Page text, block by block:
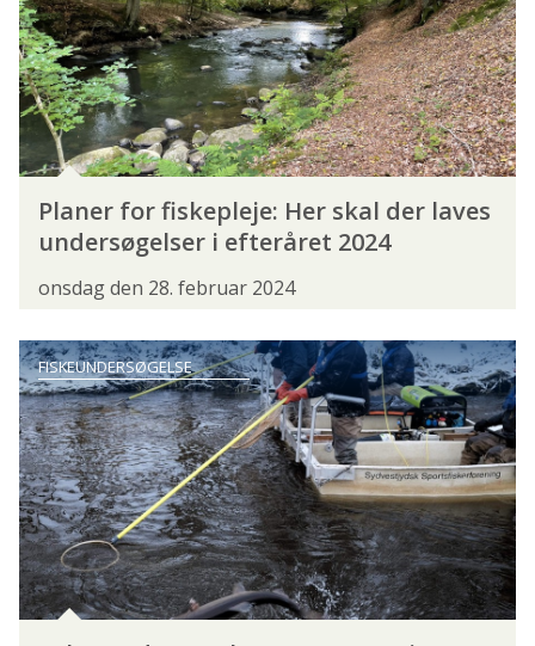
FISKEVANDSUDVALGET
FLUEFISKERSEKTIONEN
FORBUNDSBESTYRELSEN FORENINGER
FORRETNINGSUDVALGET FRIVILLIGHED
GRØN TREPART HAVFISKERSEKTIONEN
KONGRES 2026 KYSTHJÆLPER
LANDSDELSMØDER LEDER
MEDEFISKERSEKTIONEN
NATUR- OG MILJØKOORDINATORER
POLITIK PRESSEMEDDELELSE
PROJEKT STALLING SAGSBEHANDLING
Planer for fiskepleje: Her skal der laves
undersøgelser i efteråret 2024
onsdag den 28. februar 2024
FISKEUNDERSØGELSE